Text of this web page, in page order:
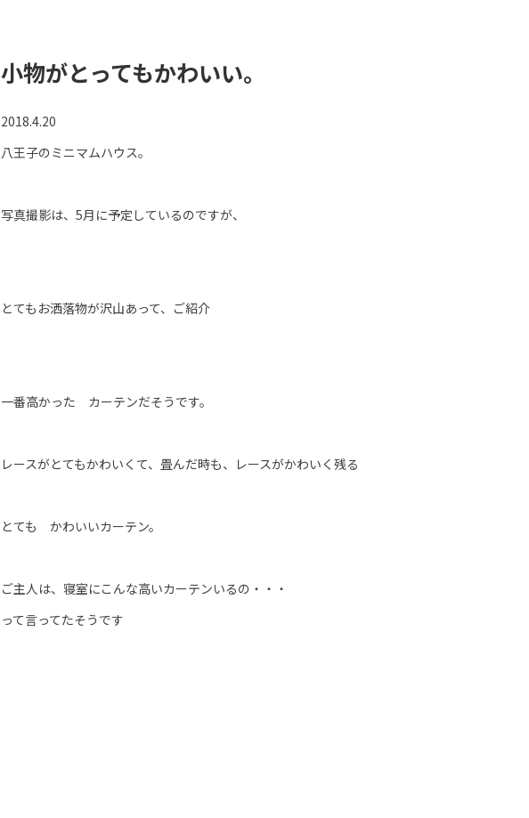
小物がとってもかわいい。
2018.4.20
八王子のミニマムハウス。
写真撮影は、5月に予定しているのですが、
とてもお洒落物が沢山あって、ご紹介
一番高かった カーテンだそうです。
レースがとてもかわいくて、畳んだ時も、レースがかわいく残る
とても かわいいカーテン。
ご主人は、寝室にこんな高いカーテンいるの・・・
って言ってたそうです